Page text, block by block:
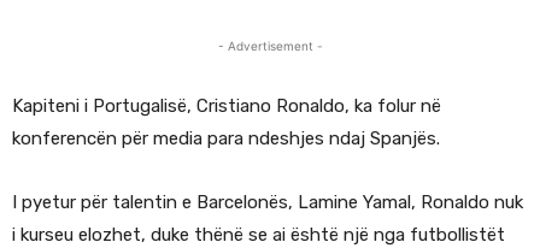
- Advertisement -
Kapiteni i Portugalisë, Cristiano Ronaldo, ka folur në
konferencën për media para ndeshjes ndaj Spanjës.
I pyetur për talentin e Barcelonës, Lamine Yamal, Ronaldo nuk
i kurseu elozhet, duke thënë se ai është një nga futbollistët